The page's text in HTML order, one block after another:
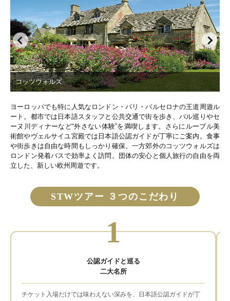
案内
食事条件：朝○ 昼× 夜○ パリ泊
8日目
09：00 現地日本語添乗員とパリ市内観光（モンマ
ルトル、サクレール寺院、凱旋門、エッフェル
塔、オペラ座）
12：15 レストランへご案内食事後自由行動 送迎
時間に合わせて各自お戻りください
16：00 送迎車で空港へ
17：20～20：25 パリ発〈JL46便〉直行便にて羽
田へ
食事条件：朝○ 昼○ 夜○ 機内泊
14：50～17：20 羽田着
※フライトスケジュールは2026年3月時点のものとなります。航空会
アー内容は天候や交通状況などにより変更となる場合があります。
コッツウォルズ
ヨーロッパでも特に人気なロンドン・パリ・バルセロナの王道周遊ル
ート。都市では日本語スタッフと公共交通で街を歩き、バル巡りやセ
ーヌ川ディナーなど“外さない体験”を満喫します。さらにルーブル美
術館やヴェルサイユ宮殿では日本語公認ガイドが丁寧にご案内。食事
や街歩きは自由な時間もしっかり確保。一方郊外のコッツウォルズは
ロンドン発着バスで効率よく訪問。団体の安心と個人旅行の自由を両
立した、新しい欧州周遊です。
STWツアー ３つのこだわり
1
公認ガイドと巡る
二大名所
チケット入場だけでは味わえない深みを、日本語公認ガイドが丁